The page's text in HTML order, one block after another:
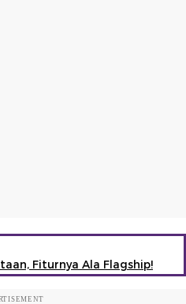
Fiturnya Ala Flagship!